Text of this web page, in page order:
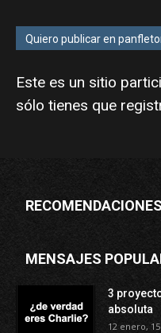
Quiero publicar en
Este es un sitio
sólo tienes que
MENSAJES
3
absoluta
12 enero, 15